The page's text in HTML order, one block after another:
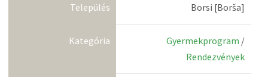
Település Borsi [Borša]
Kategória Gyermekprogram /
Rendezvények